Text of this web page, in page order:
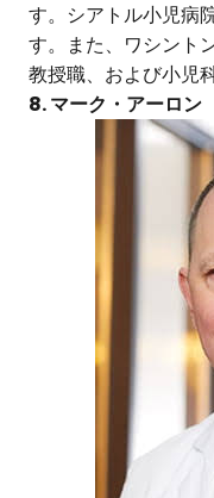
す。シアトル小児病
す。また、ワシント
教授職、および小児
8. マーク・アーロン